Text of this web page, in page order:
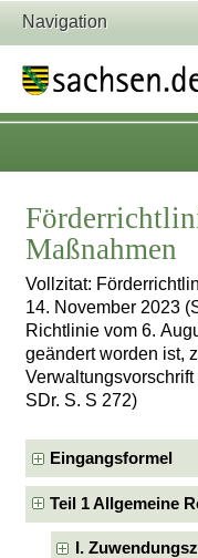
Navigation
Maßnahmen
Vollzitat:
14. November 2023
Richtlinie vom 6.
geändert worden ist,
SDr. S. S 272)
Eingangsformel
Teil 1 Allgemeine
I.